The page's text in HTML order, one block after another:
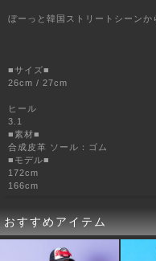
ぼーっと韓国ストリートシーンか
■サイズ■
26cm / 27cm
ヒール
3.1
■素材■
合成皮革 ソール：ゴム
■モデル■
172cm
166cm
おすすめアイテム